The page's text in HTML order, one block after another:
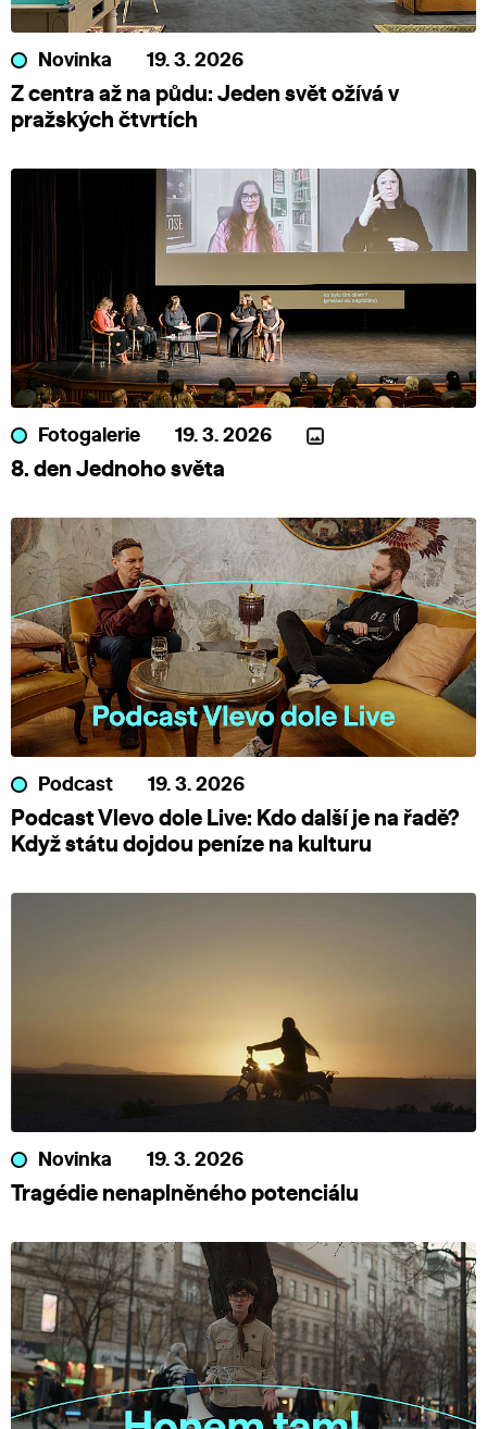
Novinka 19. 3. 2026
Z centra až na půdu: Jeden svět ožívá v
pražských čtvrtích
Fotogalerie 19. 3. 2026
8. den Jednoho světa
Podcast 19. 3. 2026
Podcast Vlevo dole Live: Kdo další je na řadě?
Když státu dojdou peníze na kulturu
Novinka 19. 3. 2026
Tragédie nenaplněného potenciálu